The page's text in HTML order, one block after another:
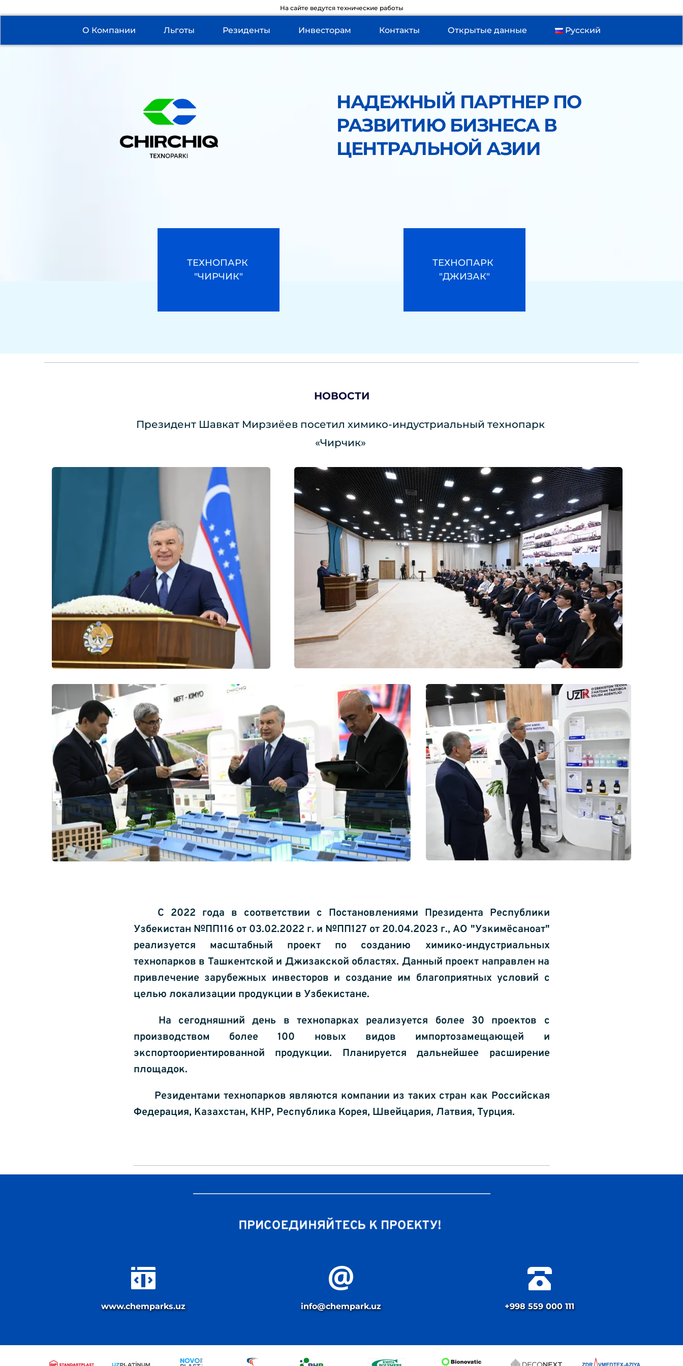
На сайте ведутся технические работы
О Компании Льготы Резиденты Инвесторам Контакты Открытые данные Русский
НАДЕЖНЫЙ ПАРТНЕР ПО
РАЗВИТИЮ БИЗНЕСА В
ЦЕНТРАЛЬНОЙ АЗИИ
ТЕХНОПАРК
"ЧИРЧИК"
ТЕХНОПАРК
"ДЖИЗАК"
НОВОСТИ
Президент Шавкат Мирзиёев посетил химико-индустриальный технопарк
«Чирчик»
С 2022 года в соответствии с Постановлениями Президента Республики
Узбекистан №ПП116 от 03.02.2022 г. и №ПП127 от 20.04.2023 г., АО "Узкимёсаноат"
реализуется масштабный проект по созданию химико-индустриальных
технопарков в Ташкентской и Джизакской областях. Данный проект направлен на
привлечение зарубежных инвесторов и создание им благоприятных условий с
целью локализации продукции в Узбекистане.
На сегодняшний день в технопарках реализуется более 30 проектов с
производством более 100 новых видов импортозамещающей и
экспортоориентированной продукции. Планируется дальнейшее расширение
площадок.
Резидентами технопарков являются компании из таких стран как Российская
Федерация, Казахстан, КНР, Республика Корея, Швейцария, Латвия, Турция.
ПРИСОЕДИНЯЙТЕСЬ К ПРОЕКТУ!
www.chemparks.uz info@chempark.uz +998 559 000 111